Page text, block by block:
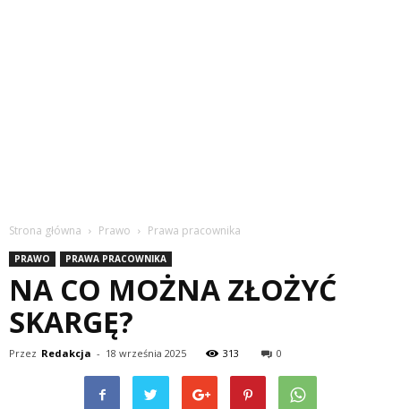
Strona główna Prawo Prawa pracownika
PRAWO PRAWA PRACOWNIKA
NA CO MOŻNA ZŁOŻYĆ
SKARGĘ?
Przez Redakcja - 18 września 2025 313 0